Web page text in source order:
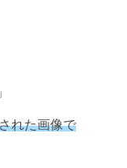
れた画像で